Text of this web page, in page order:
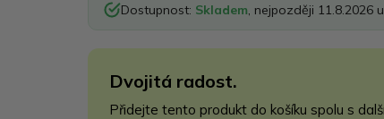
Dostupnost: Skladem , nejpozději 11.8.2026
Dvojitá radost.
Přidejte tento produkt do košíku spolu s